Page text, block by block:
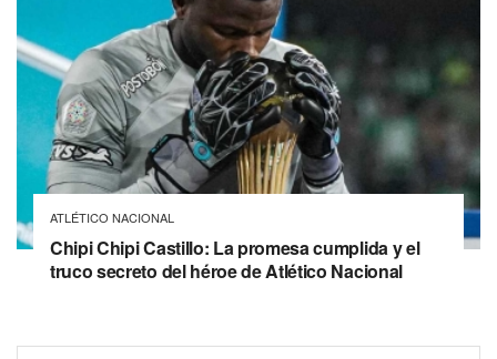
ATLÉTICO NACIONAL
Chipi Chipi Castillo: La promesa cumplida y el
truco secreto del héroe de Atlético Nacional